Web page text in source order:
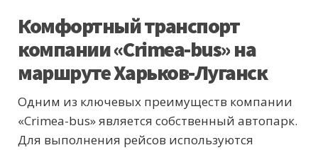
Комфортный транспорт
компании «Crimea-bus» на
маршруте Харьков-Луганск
Одним из ключевых преимуществ компании
«Crimea-bus» является собственный автопарк.
Для выполнения рейсов используются